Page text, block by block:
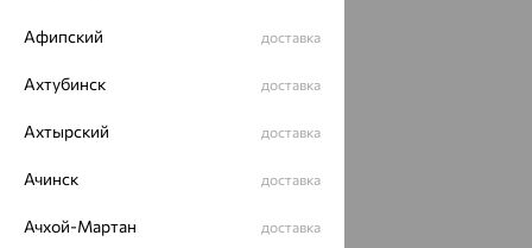
Магазины и доставка г. Липецк
ул. Зегеля, 27/2
Другие города
Афипский доставка
Ахтубинск доставка
Ахтырский доставка
Ачинск доставка
Ачхой-Мартан доставка